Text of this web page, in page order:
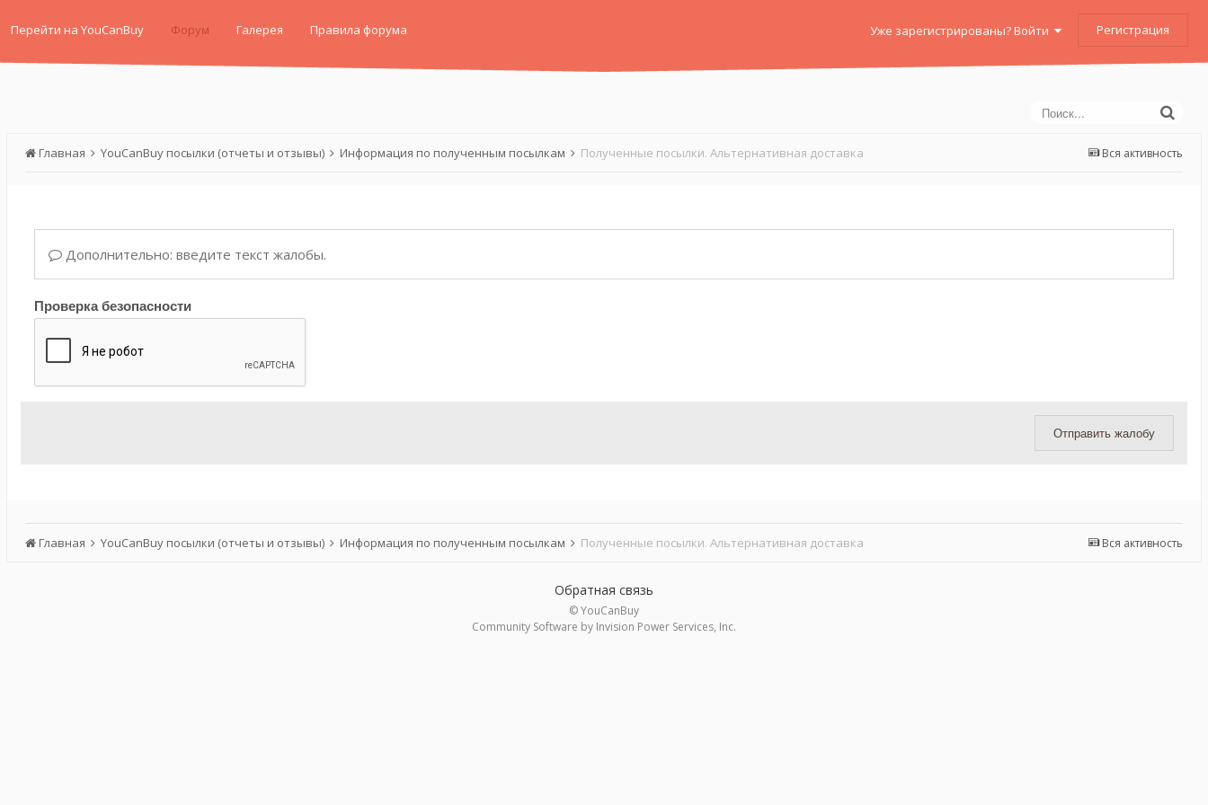
Перейти на YouCanBuy Форум Галерея Правила форума Уже зарегистрированы? Войти Регистрация
Вся активность
Главная YouCanBuy посылки (отчеты и отзывы) Информация по полученным посылкам Полученные посылки. Альтернативная доставка
Дополнительно: введите текст жалобы.
Проверка безопасности
Отправить жалобу
Вся активность
Главная YouCanBuy посылки (отчеты и отзывы) Информация по полученным посылкам Полученные посылки. Альтернативная доставка
Обратная связь
© YouCanBuy
Community Software by Invision Power Services, Inc.